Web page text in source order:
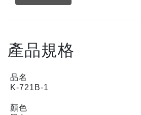
產品規格
品名
K-721B-1
顏色